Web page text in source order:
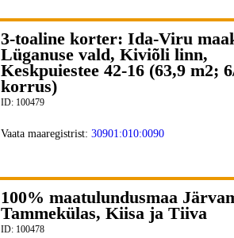
3-toaline korter: Ida-Viru
Lüganuse vald, Kiviõli linn,
Keskpuiestee 42-16 (63,9 m2;
korrus)
ID: 100479
Vaata maaregistrist: 30901:010:0090
100% maatulundusmaa
Tammekülas, Kiisa ja Tiiva
ID: 100478